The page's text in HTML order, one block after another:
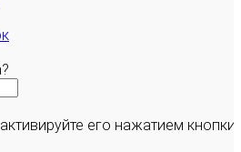
его нажатием кнопки